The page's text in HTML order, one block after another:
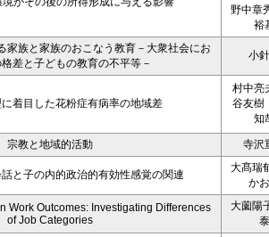
野中章
裕
家族と家族のおこなう教育－大衆社会にお
差と子どもの教育の不平等－
小
着目した花粉症有病率の地域差
村中亮
谷友樹
知
宗教と地域的活動 寺沢
と子の内的政治的有効性感覚の関連
大髙瑞
か
Work Outcomes: Investigating Differences
of Job Categories
大薗陽
泰